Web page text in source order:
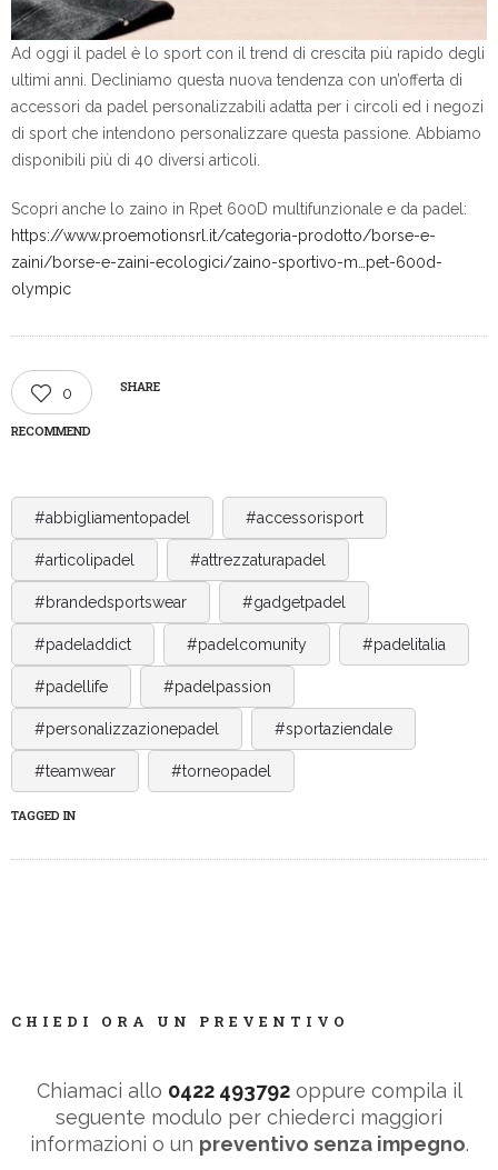
Ad oggi il padel è lo sport con il trend di crescita più rapido degli
ultimi anni. Decliniamo questa nuova tendenza con un’offerta di
accessori da padel personalizzabili adatta per i circoli ed i negozi
di sport che intendono personalizzare questa passione. Abbiamo
disponibili più di 40 diversi articoli.
Scopri anche lo zaino in Rpet 600D multifunzionale e da padel:
https://www.proemotionsrl.it/categoria-prodotto/borse-e-
zaini/borse-e-zaini-ecologici/zaino-sportivo-m…pet-600d-
olympic
0
RECOMMEND
SHARE
#abbigliamentopadel #accessorisport
#articolipadel #attrezzaturapadel
#brandedsportswear #gadgetpadel
#padeladdict #padelcomunity #padelitalia
#padellife #padelpassion
#personalizzazionepadel #sportaziendale
#teamwear #torneopadel
TAGGED IN
CHIEDI ORA UN PREVENTIVO
Chiamaci allo 0422 493792oppure compila il
seguente modulo per chiederci maggiori
informazioni o un preventivo senza impegno.